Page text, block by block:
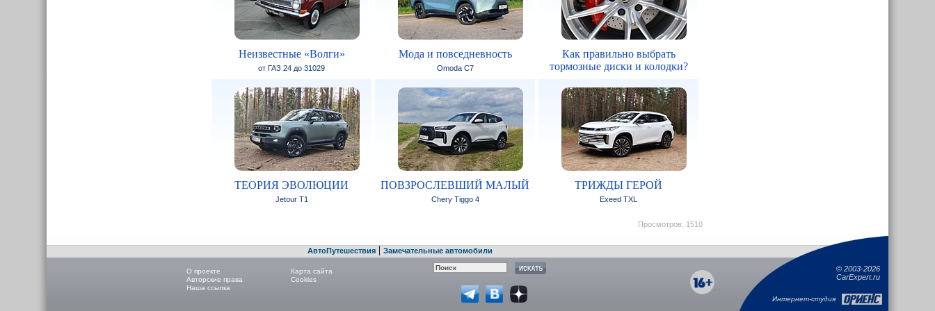
Неизвестные «Волги»
от ГАЗ 24 до 31029
Мода и повседневность
Omoda C7
Как правильно выбрать
тормозные диски и колодки?
ТЕОРИЯ ЭВОЛЮЦИИ
Jetour T1
ПОВЗРОСЛЕВШИЙ МАЛЫЙ
Chery Tiggo 4
ТРИЖДЫ ГЕРОЙ
Exeed TXL
Просмотров: 1510
© 2003-2026
CarExpert.ru
Интернет-студия
АвтоПутешествия| Замечательные автомобили
О проекте
Авторские права
Наша ссылка
Карта сайта
Cookies